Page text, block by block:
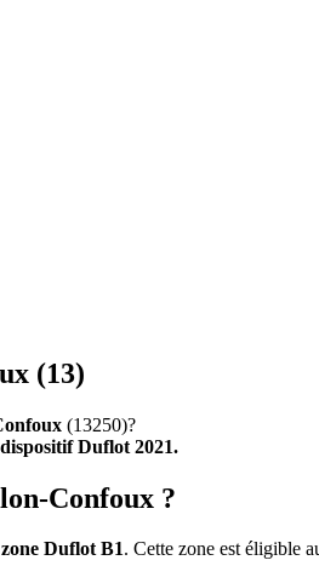
(13)
(13250)?
Duflot 2021.
Confoux ?
zone Duflot B1. Cette zone est éligible